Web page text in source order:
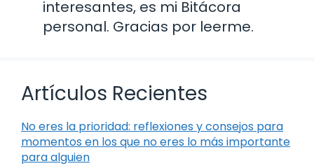
interesantes, es mi Bitácora
personal. Gracias por leerme.
Artículos Recientes
No eres la prioridad: reflexiones y consejos para
momentos en los que no eres lo más importante
para alguien